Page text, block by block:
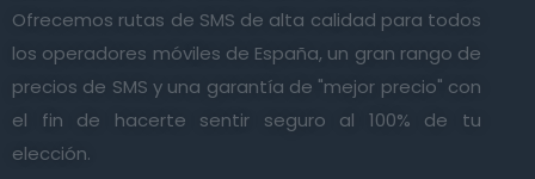
Ofrecemos rutas de SMS de alta calidad para todos
los operadores móviles de España, un gran rango de
precios de SMS y una garantía de "mejor precio" con
el fin de hacerte sentir seguro al 100% de tu
elección.